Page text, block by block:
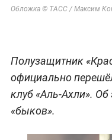
Обложка © ТАСС / Максим
Полузащитник
официально
клуб «Аль-Ахли».
«быков».